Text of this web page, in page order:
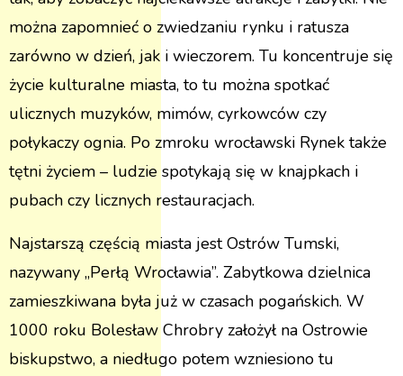
można zapomnieć o zwiedzaniu rynku i ratusza
zarówno w dzień, jak i wieczorem. Tu koncentruje się
życie kulturalne miasta, to tu można spotkać
ulicznych muzyków, mimów, cyrkowców czy
połykaczy ognia. Po zmroku wrocławski Rynek także
tętni życiem – ludzie spotykają się w knajpkach i
pubach czy licznych restauracjach.
Najstarszą częścią miasta jest Ostrów Tumski,
nazywany „Perłą Wrocławia”. Zabytkowa dzielnica
zamieszkiwana była już w czasach pogańskich. W
1000 roku Bolesław Chrobry założył na Ostrowie
biskupstwo, a niedługo potem wzniesiono tu